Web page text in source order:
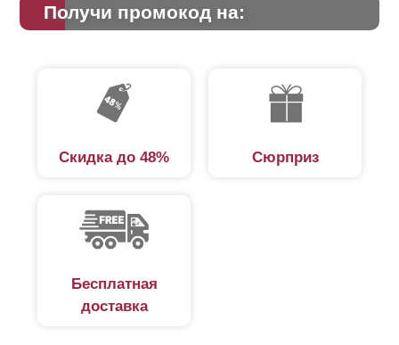
Получи промокод на:
Скидка до 48% Сюрприз
Бесплатная
доставка